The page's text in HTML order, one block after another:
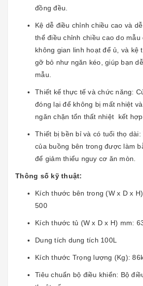
đồng đều.
Kệ dễ điều chỉnh chiều cao và
thể điều chỉnh chiều cao do
không gian linh hoạt để ủ, và kệ
gỡ bỏ như ngăn kéo, giúp bạn
mẫu.
Thiết kế thực tế và chức năng:
đóng lại để không bị mất nhiệt
ngăn chặn tổn thất nhiệt kết
Thiết bị bền bỉ và có tuổi thọ
của buồng bên trong được làm
để giảm thiểu nguy cơ ăn mòn.
Thông số kỹ thuật:
Kích thước bên trong (W x D x
500
Kích thước tủ (W x D x H) mm:
Dung tích dung tích 100L
Kích thước Trọng lượng (Kg):
Tiêu chuẩn bộ điều khiển: Bộ